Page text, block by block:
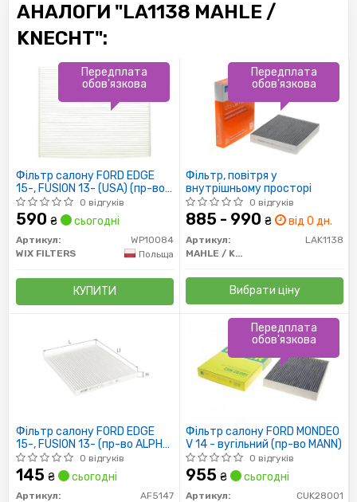
АНАЛОГИ "LA1138 MAHLE /
KNECHT":
Фільтр салону FORD EDGE
15-, FUSION 13- (USA) (пр-во
WIX-FILTERS)0 відгуків
590 ₴ сьогодні
Артикул:
WP10084
WIX FILTERS
Польща
КУПИТИ
Передплата
обов'язкова
Фільтр, повітря у
внутрішньому просторі
0 відгуків
885 - 990 ₴ від 0 дн.
Артикул:
LAK1138
MAHLE / KNECHT
Вибрати ціну
Передплата
обов'язкова
Фільтр салону FORD EDGE
15-, FUSION 13- (пр-во ALPHA
FILTER)
0 відгуків
145 ₴ сьогодні
Артикул:
AF5147
Фільтр салону FORD MONDEO
V 14 - вугільний (пр-во MANN)
0 відгуків
955 ₴ сьогодні
Артикул:
CUK28001
Передплата
обов'язкова